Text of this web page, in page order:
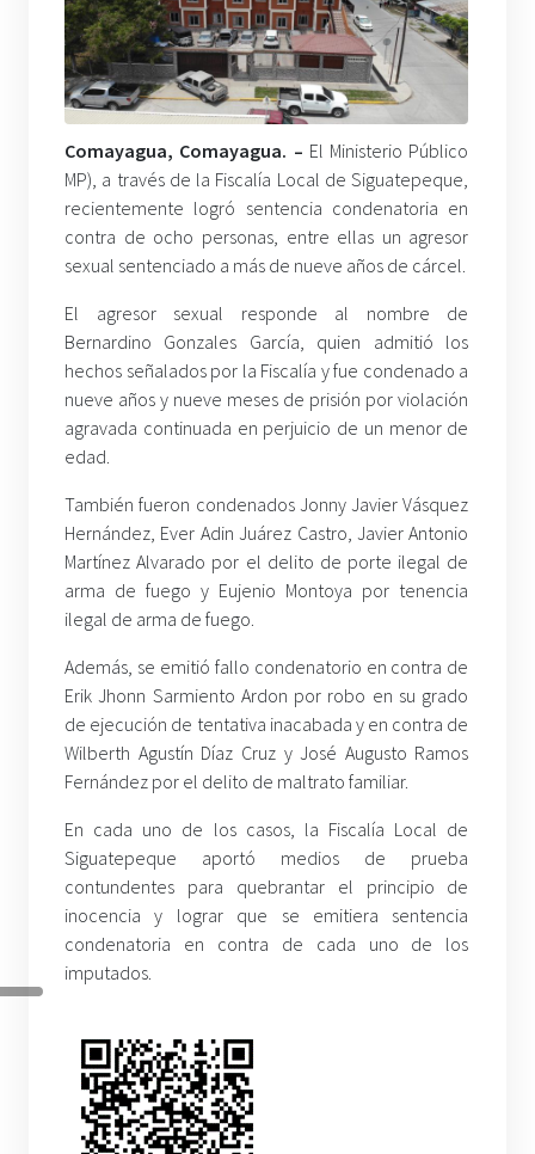
Comayagua, Comayagua. – El Ministerio Público
MP), a través de la Fiscalía Local de Siguatepeque,
recientemente logró sentencia condenatoria en
contra de ocho personas, entre ellas un agresor
sexual sentenciado a más de nueve años de cárcel.
El agresor sexual responde al nombre de
Bernardino Gonzales García, quien admitió los
hechos señalados por la Fiscalía y fue condenado a
nueve años y nueve meses de prisión por violación
agravada continuada en perjuicio de un menor de
edad.
También fueron condenados Jonny Javier Vásquez
Hernández, Ever Adin Juárez Castro, Javier Antonio
Martínez Alvarado por el delito de porte ilegal de
arma de fuego y Eujenio Montoya por tenencia
ilegal de arma de fuego.
Además, se emitió fallo condenatorio en contra de
Erik Jhonn Sarmiento Ardon por robo en su grado
de ejecución de tentativa inacabada y en contra de
Wilberth Agustín Díaz Cruz y José Augusto Ramos
Fernández por el delito de maltrato familiar.
En cada uno de los casos, la Fiscalía Local de
Siguatepeque aportó medios de prueba
contundentes para quebrantar el principio de
inocencia y lograr que se emitiera sentencia
condenatoria en contra de cada uno de los
imputados.